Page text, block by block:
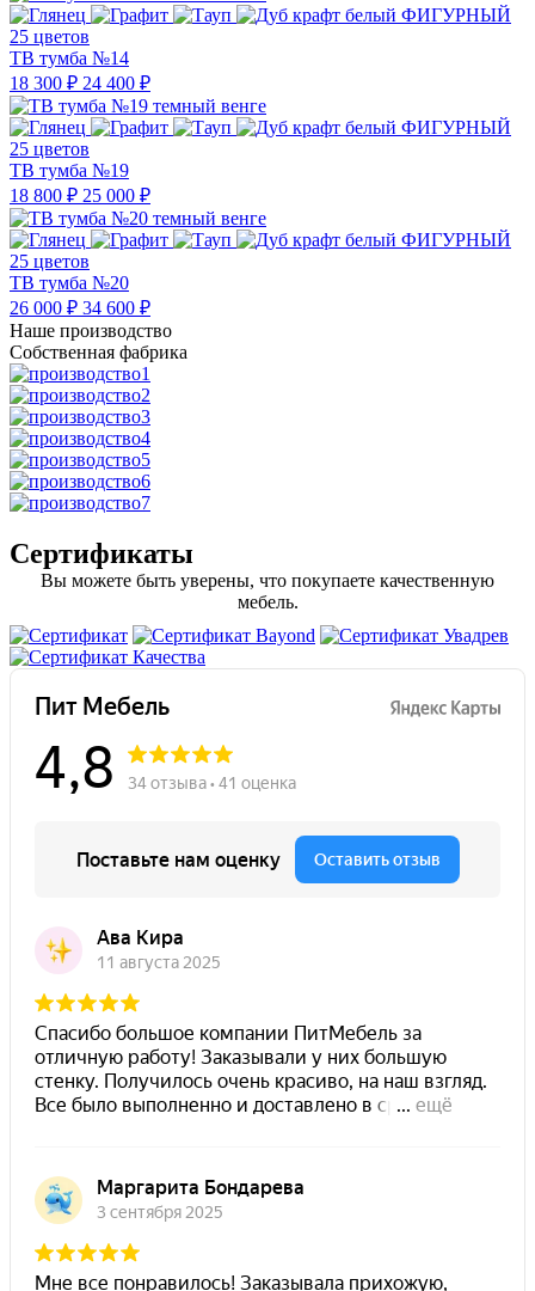
25 цветов
ТВ тумба №14
18 300 ₽ 24 400 ₽
25 цветов
ТВ тумба №19
18 800 ₽ 25 000 ₽
25 цветов
ТВ тумба №20
26 000 ₽ 34 600 ₽
Наше производство
Собственная фабрика
Сертификаты
Вы можете быть уверены, что покупаете качественную
мебель.